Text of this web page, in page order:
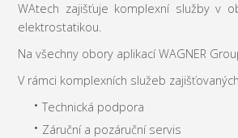
WAtech zajišťuje komplexní služby v
elektrostatikou.
Na všechny obory aplikací WAGNER
V rámci komplexních služeb
Technická podpora
Záruční a pozáruční servis